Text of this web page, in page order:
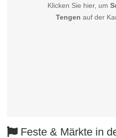
Klicken Sie hier, um
Tengen auf der
Feste & Märkte in